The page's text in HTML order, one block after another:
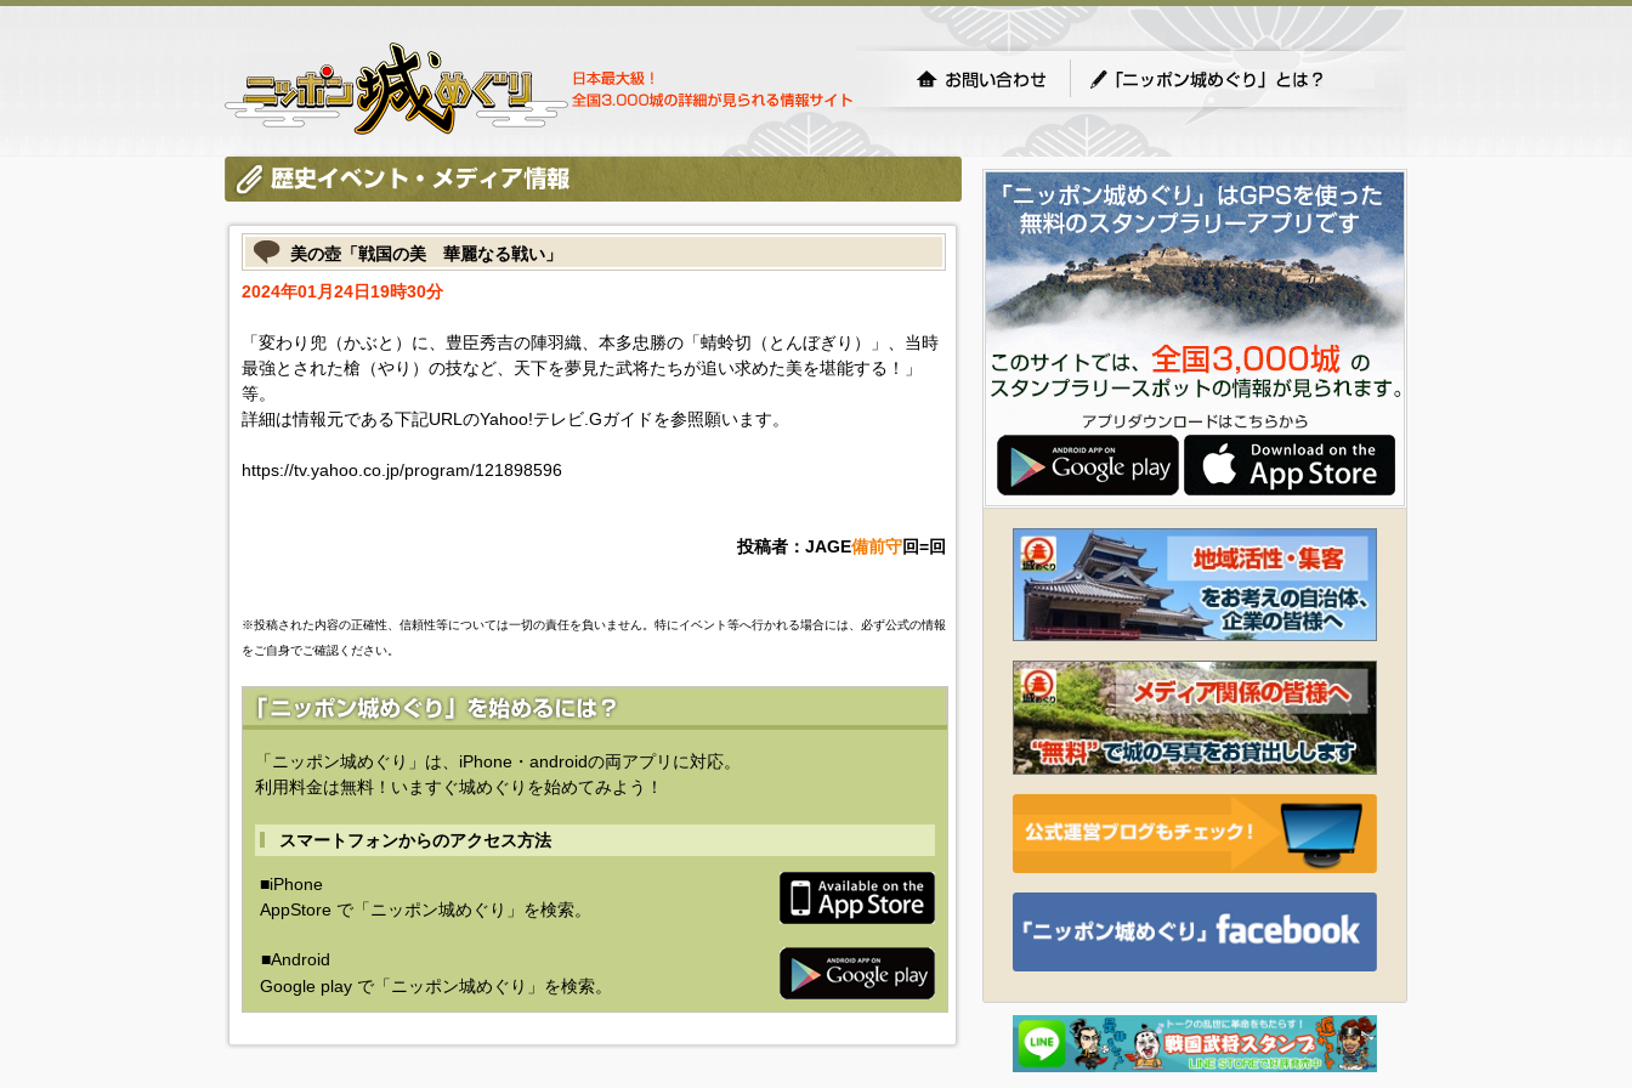
美の壺「戦国の美 華麗なる戦い」
2024年01月24日19時30分
「変わり兜（かぶと）に、豊臣秀吉の陣羽織、本多忠勝の「蜻蛉切（とんぼぎり）」、当時
最強とされた槍（やり）の技など、天下を夢見た武将たちが追い求めた美を堪能する！」
等。
詳細は情報元である下記URLのYahoo!テレビ.Gガイドを参照願います。
https://tv.yahoo.co.jp/program/121898596
投稿者：JAGE備前守回=回
※投稿された内容の正確性、信頼性等については一切の責任を負いません。特にイベント等へ行かれる場合には、必ず公式の情報
をご自身でご確認ください。
「ニッポン城めぐり」は、iPhone・androidの両アプリに対応。
利用料金は無料！いますぐ城めぐりを始めてみよう！
スマートフォンからのアクセス方法
■iPhone
AppStore で「ニッポン城めぐり」を検索。
■Android
Google play で「ニッポン城めぐり」を検索。